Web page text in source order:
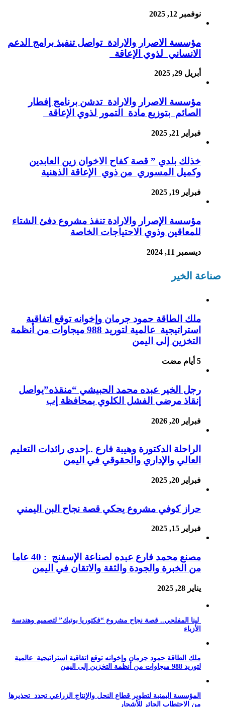
نوفمبر 12, 2025
مؤسسة الاصرار والارادة تواصل تنفيذ برامج الدعم
الانساني لذوي الإعاقة
أبريل 29, 2025
مؤسسة الاصرار والارادة تدشن برنامج إفطار
الصائم بتوزيع مادة التمور لذوي الإعاقة
فبراير 21, 2025
خذلك بلدي ” قصة كفاح الاخوان زين العابدين
وكميل المسوري من ذوي الإعاقة الذهنية
فبراير 19, 2025
مؤسسة الإصرار والارادة تنفذ مشروع دفئ الشتاء
للمعاقين وذوي الاحتياجات الخاصة
ديسمبر 11, 2024
صناعة الخير
ملك الطاقة حمود جرمان وإخوانه توقع اتفاقية
استراتيجية عالمية لتوريد 988 ميجاوات من أنظمة
التخزين إلى اليمن
رجل الخير عبده محمد الحبيشي “منقذه”يواصل
إنقاذ مرضى الفشل الكلوي بمحافظة إب
فبراير 20, 2026
الراحلة الدكتورة وهيبة فارع ..إحدى رائدات التعليم
العالي والإداري والحقوقي في اليمن
فبراير 20, 2025
حراز كوفي مشروع يحكي قصة نجاح البن اليمني
فبراير 15, 2025
مصنع محمد فارع عبده لصناعة الإسفنج : 40 عاما
من الخبرة والجودة والثقة والاتقان في اليمن
يناير 28, 2025
لينا المفلحي.. قصة نجاح مشروع “فكتوريا بوتيك” لتصميم وهندسة
الأزياء
ملك الطاقة حمود جرمان وإخوانه توقع اتفاقية استراتيجية عالمية
لتوريد 988 ميجاوات من أنظمة التخزين إلى اليمن
المؤسسة اليمنية لتطوير قطاع النحل والإنتاج الزراعي تجدد تحذيرها
من الاحتطاب الجائر للأشجار